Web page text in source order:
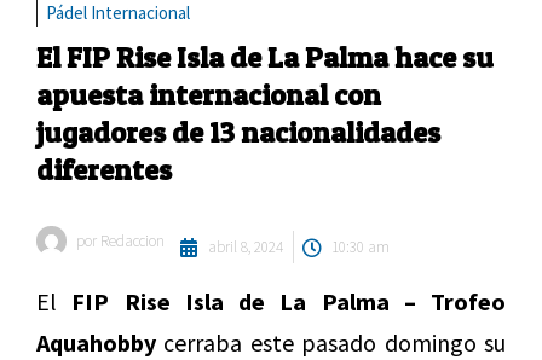
Pádel Internacional
El FIP Rise Isla de La Palma hace su
apuesta internacional con
jugadores de 13 nacionalidades
diferentes
por Redaccion abril 8, 2024 10:30 am
El FIP Rise Isla de La Palma – Trofeo
Aquahobby cerraba este pasado domingo su